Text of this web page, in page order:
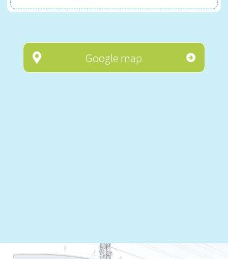
Google map